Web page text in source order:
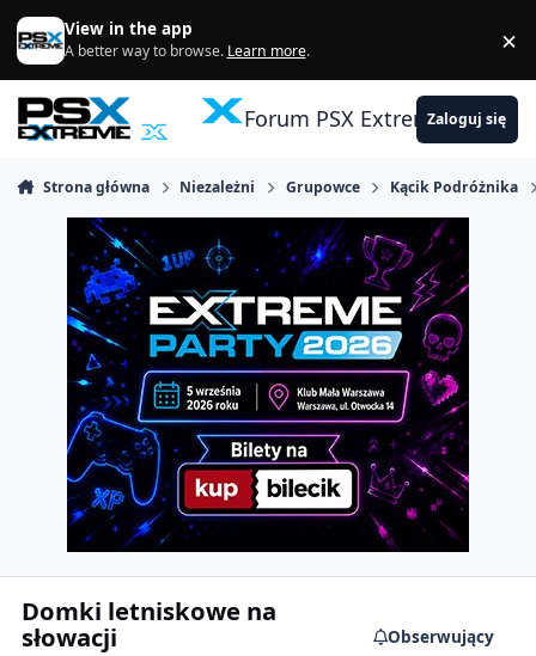
Skocz do zawartości
View in the app
A better way to browse. Learn more. ×
Forum PSX ExtremeZaloguj się
Strona główna Niezależni Grupowce Kącik Podróżnika
Domki letniskowe na
słowacji Obserwujący